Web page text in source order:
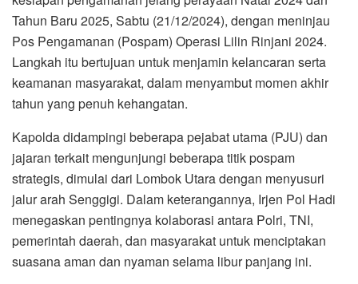
Tahun Baru 2025, Sabtu (21/12/2024), dengan meninjau
Pos Pengamanan (Pospam) Operasi Lilin Rinjani 2024.
Langkah itu bertujuan untuk menjamin kelancaran serta
keamanan masyarakat, dalam menyambut momen akhir
tahun yang penuh kehangatan.
Kapolda didampingi beberapa pejabat utama (PJU) dan
jajaran terkait mengunjungi beberapa titik pospam
strategis, dimulai dari Lombok Utara dengan menyusuri
jalur arah Senggigi. Dalam keterangannya, Irjen Pol Hadi
menegaskan pentingnya kolaborasi antara Polri, TNI,
pemerintah daerah, dan masyarakat untuk menciptakan
suasana aman dan nyaman selama libur panjang ini.